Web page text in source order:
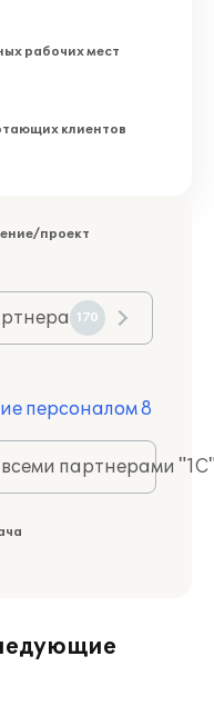
рабочих мест
клиентов
проект
170
персоналом 8
партнерами